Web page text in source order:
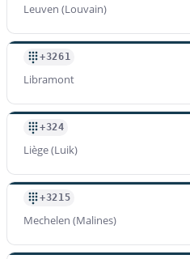
Tarif par minute
Préfixe
+32770001
Tarif par minute
Préfixe
+32770002
$0.036/min
Leuven (Louvain)
+3261
Libramont
+324
Liège (Luik)
+3215
Mechelen (Malines)